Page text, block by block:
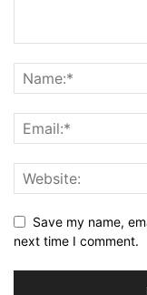
Save my name,
next time I comment.